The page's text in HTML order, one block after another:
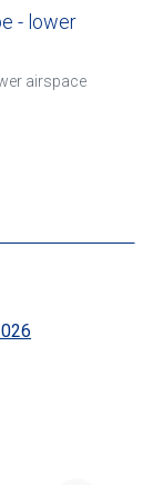
- lower
airspace